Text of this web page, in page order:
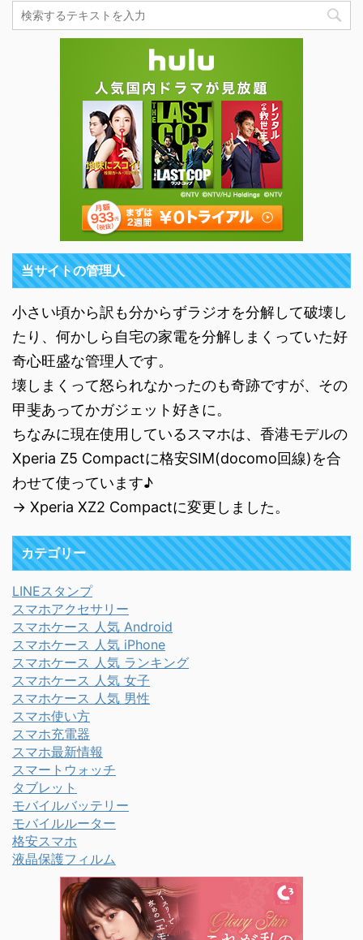
当サイトの管理人
小さい頃から訳も分からずラジオを分解して破壊し
たり、何かしら自宅の家電を分解しまくっていた好
奇心旺盛な管理人です。
壊しまくって怒られなかったのも奇跡ですが、その
甲斐あってかガジェット好きに。
ちなみに現在使用しているスマホは、香港モデルの
Xperia Z5 Compactに格安SIM(docomo回線)を合
わせて使っています♪
→ Xperia XZ2 Compactに変更しました。
カテゴリー
LINEスタンプ
スマホアクセサリー
スマホケース 人気 Android
スマホケース 人気 iPhone
スマホケース 人気 ランキング
スマホケース 人気 女子
スマホケース 人気 男性
スマホ使い方
スマホ充電器
スマホ最新情報
スマートウォッチ
タブレット
モバイルバッテリー
モバイルルーター
格安スマホ
液晶保護フィルム